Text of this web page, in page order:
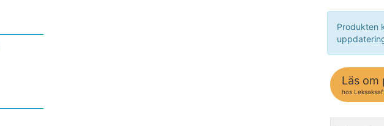
Produkten
Läs om
hos